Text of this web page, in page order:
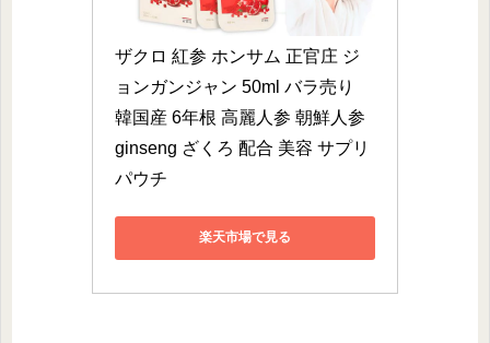
ザクロ 紅参 ホンサム 正官庄 ジ
ョンガンジャン 50ml バラ売り
韓国産 6年根 高麗人参 朝鮮人参
ginseng ざくろ 配合 美容 サプリ
パウチ
楽天市場で見る